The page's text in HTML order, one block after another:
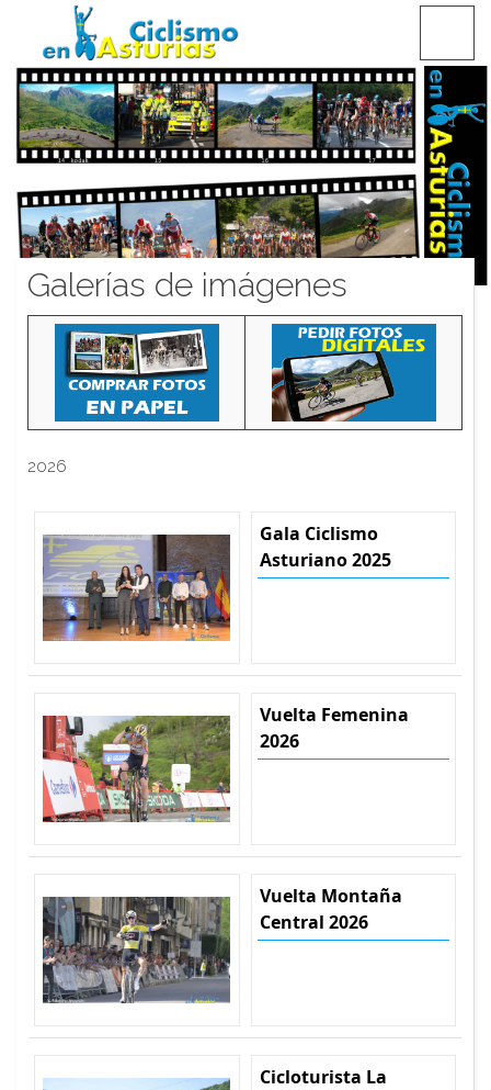
CICLISMO EN ASTURIAS
Galerías de imágenes
2026
Gala Ciclismo
Asturiano 2025
Vuelta Femenina
2026
Vuelta Montaña
Central 2026
Cicloturista La